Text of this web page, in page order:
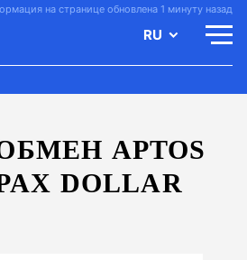
на странице обновлена 1 минуту назад
RU
APTOS
DOLLAR